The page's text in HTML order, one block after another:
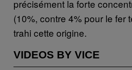
précisément la forte
(10%, contre 4% pour le fer
trahi cette origine.
VIDEOS BY VICE